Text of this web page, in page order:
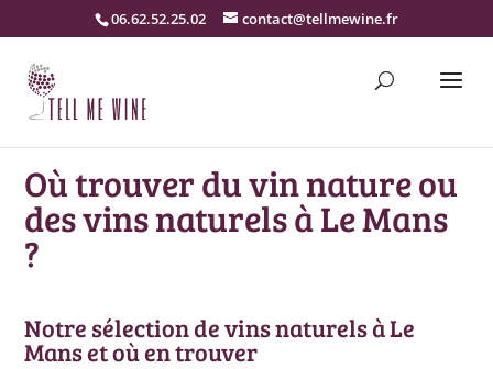
06.62.52.25.02 contact@tellmewine.fr
Où trouver du vin nature ou
des vins naturels à Le Mans
?
Notre sélection de vins naturels à Le
Mans et où en trouver